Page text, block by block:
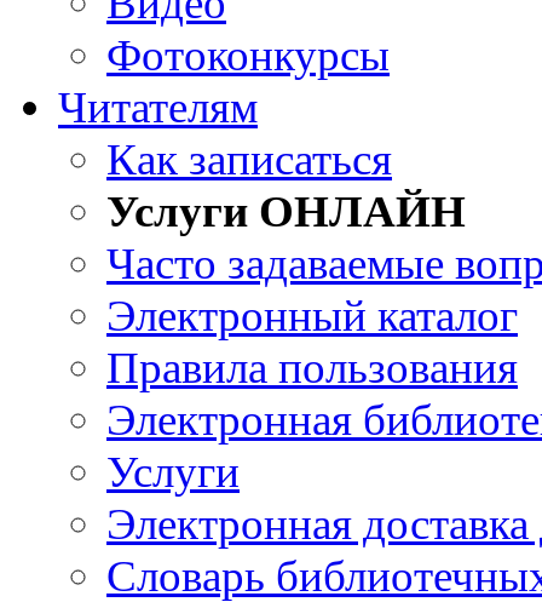
Фотоконкурсы
Читателям
Как записаться
Услуги ОНЛАЙН
Часто задаваемые
Электронный каталог
Правила пользования
Электронная
Услуги
Электронная
Словарь